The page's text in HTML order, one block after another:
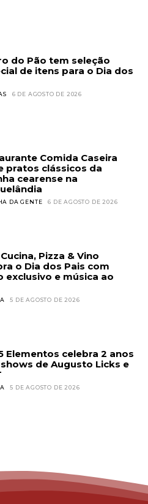
do Pão tem seleção
de itens para o Dia dos
6 DE AGOSTO DE 2026
Comida Caseira
pratos clássicos da
cearense na
DA GENTE 6 DE AGOSTO DE 2026
Cucina, Pizza & Vino
o Dia dos Pais com
exclusivo e música ao
5 DE AGOSTO DE 2026
Elementos celebra 2 anos
de Augusto Licks e
5 DE AGOSTO DE 2026